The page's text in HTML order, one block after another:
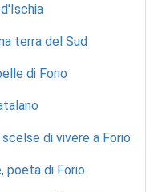
terra del Sud
di Forio
di vivere a Forio
poeta di Forio